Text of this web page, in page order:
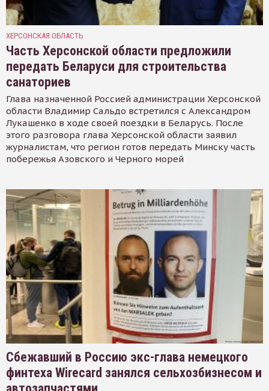
ХЕРСОНСКАЯ ОБЛАСТЬ
Часть Херсонской области предложили
передать Беларуси для строительства
санаториев
Глава назначенной Россией администрации Херсонской
области Владимир Сальдо встретился с Александром
Лукашенко в ходе своей поездки в Беларусь. После
этого разговора глава Херсонской области заявил
журналистам, что регион готов передать Минску часть
побережья Азовского и Черного морей
Сбежавший в Россию экс-глава немецкого
финтеха Wirecard занялся сельхозбизнесом и